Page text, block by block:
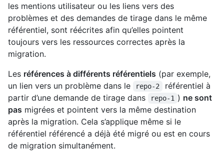
les mentions utilisateur ou les liens vers des
problèmes et des demandes de tirage dans le même
référentiel, sont réécrites afin qu’elles pointent
toujours vers les ressources correctes après la
migration.
Les références à différents référentiels (par exemple,
un lien vers un problème dans le
repo-2
référentiel à
partir d’une demande de tirage dans
repo-1 ) ne sont
pas migrées et pointent vers la même destination
après la migration. Cela s’applique même si le
référentiel référencé a déjà été migré ou est en cours
de migration simultanément.